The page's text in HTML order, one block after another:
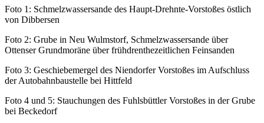
Foto 1: Schmelzwassersande des Haupt-Drehnte-Vorstoßes östlich
von Dibbersen
Foto 2: Grube in Neu Wulmstorf, Schmelzwassersande über
Ottenser Grundmoräne über frühdrenthezeitlichen Feinsanden
Foto 3: Geschiebemergel des Niendorfer Vorstoßes im Aufschluss
der Autobahnbaustelle bei Hittfeld
Foto 4 und 5: Stauchungen des Fuhlsbüttler Vorstoßes in der Grube
bei Beckedorf